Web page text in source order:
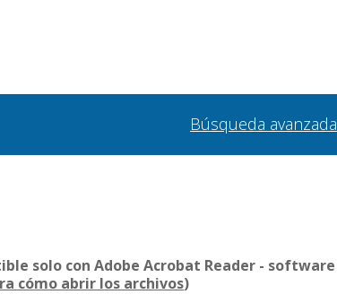
Búsqueda avanzada
solo con Adobe Acrobat Reader -
cómo abrir los archivos)